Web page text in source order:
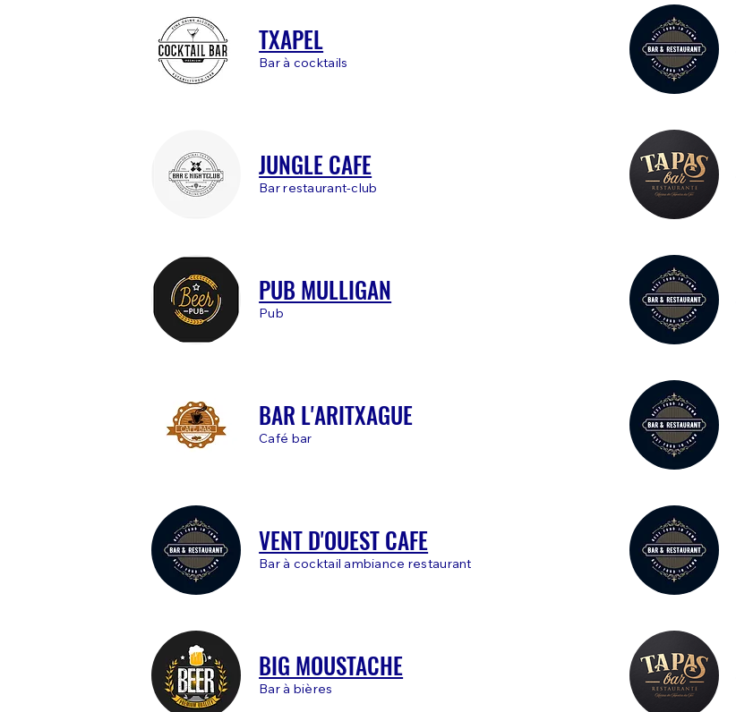
TXAPEL
Bar à cocktails
JUNGLE CAFE
Bar restaurant-club
PUB MULLIGAN
Pub
BAR L'ARITXAGUE
Café bar
VENT D'OUEST CAFE
Bar à cocktail ambiance restaurant
BIG MOUSTACHE
Bar à bières